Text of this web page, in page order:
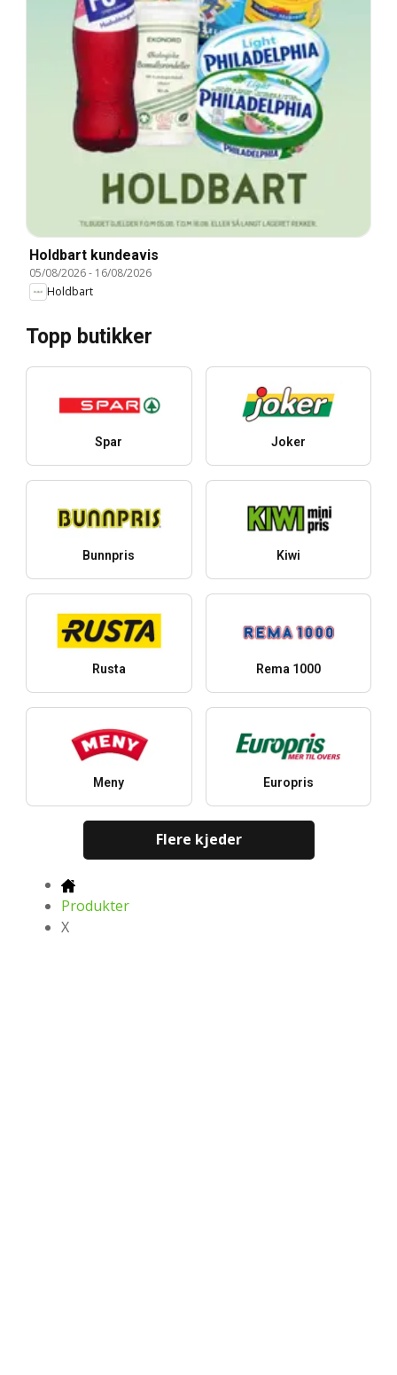
Holdbart kundeavis
05/08/2026- 16/08/2026
Holdbart
Topp butikker
Spar Joker
Bunnpris Kiwi
Rusta Rema 1000
Meny Europris
Flere kjeder
Produkter
X